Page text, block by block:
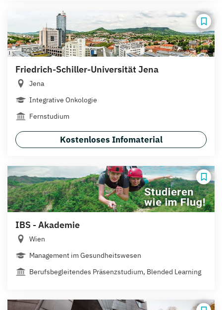
Friedrich-Schiller-Universität Jena
Jena
Integrative Onkologie
Fernstudium
Kostenloses Infomaterial
IBS - Akademie
Wien
Management im Gesundheitswesen
Berufsbegleitendes Präsenzstudium, Blended Learning